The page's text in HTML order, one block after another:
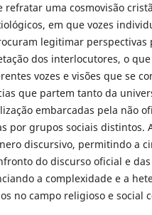
refratar uma cosmovisão
em que vozes
legitimar perspectivas
dos interlocutores, o
vozes e visões que se
que partem tanto da
embarcadas pela não
por grupos sociais distintos.
discursivo, permitindo a
do discurso oficial e
a complexidade e a
no campo religioso e social